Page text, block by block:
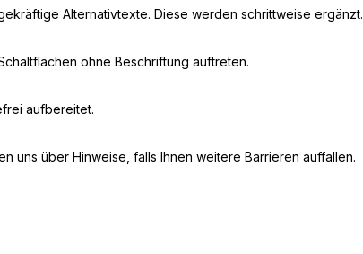
Alternativtexte. Diese werden schrittweise ergänzt.
ohne Beschriftung auftreten.
aufbereitet.
uns über Hinweise, falls Ihnen weitere Barrieren auffallen.